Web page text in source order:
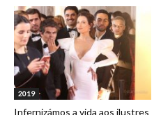
2019
Infernizámos a vida aos ilustres